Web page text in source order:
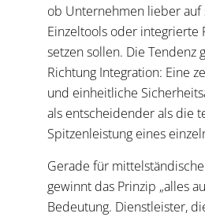
ob Unternehmen lieber auf
Einzeltools oder integrierte
setzen sollen. Die Tendenz
Richtung Integration: Eine
und einheitliche
als entscheidender als die
Spitzenleistung eines
Gerade für
gewinnt das Prinzip „alles
Bedeutung. Dienstleister,